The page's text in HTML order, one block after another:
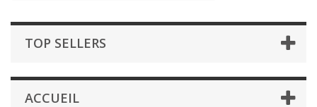
TOP SELLERS
ACCUEIL